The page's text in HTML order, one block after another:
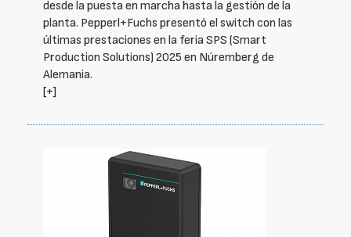
desde la puesta en marcha hasta la gestión de la
planta. Pepperl+Fuchs presentó el switch con las
últimas prestaciones en la feria SPS (Smart
Production Solutions) 2025 en Núremberg de
Alemania.
[+]